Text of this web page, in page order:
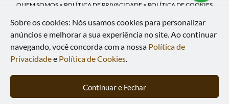
QUEM SOMOS • POLÍTICA DE PRIVACIDADE • POLÍTICA DE COOKIES
Lupa Coração | CNPJ: 16.883.558/0001-00
Av. Heliópolis, 946 - Lj A - Heliópolis - Belford Roxo - RJ - 26120-300
WhatsApp: (21) 97591-5498 | Telefone: (21) 9 7591-5498
© 2024-2026 - Todos os direitos reservados - Desenvolvido por
Inteligentes
Sobre os cookies: Nós usamos cookies para personalizar
anúncios e melhorar a sua experiência no site.Ao continuar
navegando, você concorda com a nossa Política de
Privacidadee Política de Cookies.
Continuar e Fechar